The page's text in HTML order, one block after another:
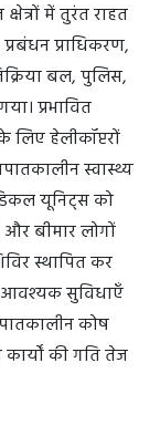
में तुरंत राहत
प्राधिकरण,
बल, पुलिस,
प्रभावित
हेलीकॉप्टरों
स्वास्थ्य
यूनिट्स को
और बीमार लोगों
स्थापित कर
सुविधाएँ
कोष
की गति तेज